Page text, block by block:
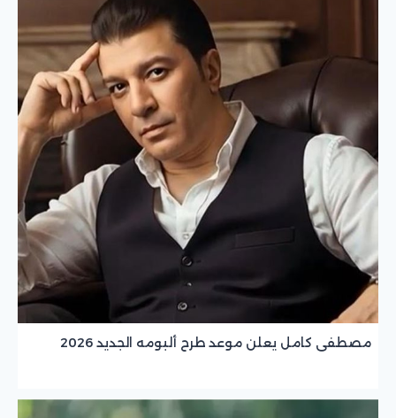
مصطفى كامل يعلن موعد طرح ألبومه الجديد 2026